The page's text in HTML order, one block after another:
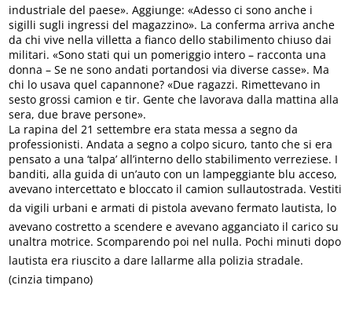
industriale del paese». Aggiunge: «Adesso ci sono anche i
sigilli sugli ingressi del magazzino». La conferma arriva anche
da chi vive nella villetta a fianco dello stabilimento chiuso dai
militari. «Sono stati qui un pomeriggio intero – racconta una
donna – Se ne sono andati portandosi via diverse casse». Ma
chi lo usava quel capannone? «Due ragazzi. Rimettevano in
sesto grossi camion e tir. Gente che lavorava dalla mattina alla
sera, due brave persone».
La rapina del 21 settembre era stata messa a segno da
professionisti. Andata a segno a colpo sicuro, tanto che si era
pensato a una ‘talpa’ all’interno dello stabilimento verreziese. I
banditi, alla guida di un’auto con un lampeggiante blu acceso,
avevano intercettato e bloccato il camion sullautostrada. Vestiti
da vigili urbani e armati di pistola avevano fermato lautista, lo
avevano costretto a scendere e avevano agganciato il carico su
unaltra motrice. Scomparendo poi nel nulla. Pochi minuti dopo
lautista era riuscito a dare lallarme alla polizia stradale.
(cinzia timpano)